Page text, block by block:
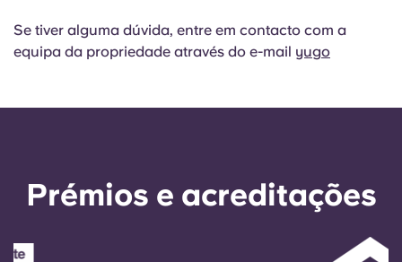
Español
Italian
Se tiver alguma dúvida, entre em contacto com a
equipa da propriedade através do e-mail yugo
Prémios e acreditações